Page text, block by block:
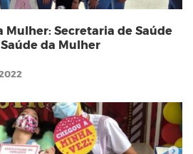
Mulher: Secretaria de Saúde
da Mulher